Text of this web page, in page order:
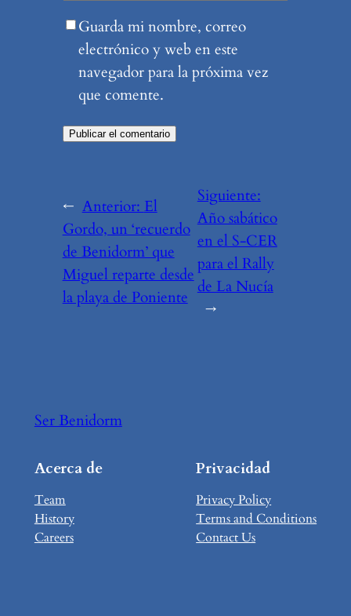
Guarda mi nombre, correo
electrónico y web en este
navegador para la próxima vez
que comente.
← Anterior: El
Gordo, un ‘recuerdo
de Benidorm’ que
Miguel reparte desde
la playa de Poniente
Siguiente:
Año sabático
en el S-CER
para el Rally
de La Nucía
→
Ser Benidorm
Acerca de
Team
History
Careers
Privacidad
Privacy Policy
Terms and Conditions
Contact Us